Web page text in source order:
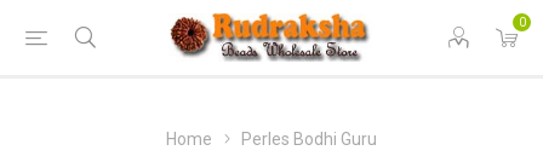
0
Home Perles Bodhi Guru